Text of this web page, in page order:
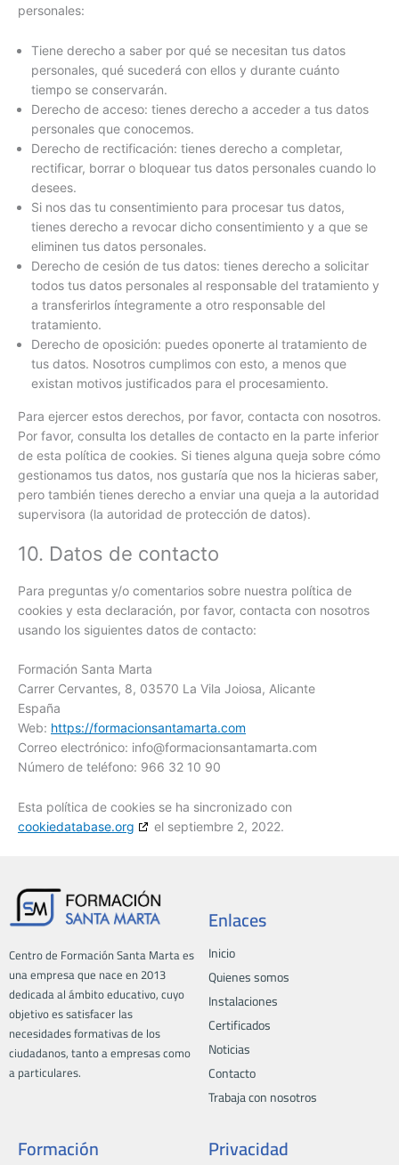
personales:
Tiene derecho a saber por qué se necesitan tus datos
personales, qué sucederá con ellos y durante cuánto
tiempo se conservarán.
Derecho de acceso: tienes derecho a acceder a tus datos
personales que conocemos.
Derecho de rectificación: tienes derecho a completar,
rectificar, borrar o bloquear tus datos personales cuando lo
desees.
Si nos das tu consentimiento para procesar tus datos,
tienes derecho a revocar dicho consentimiento y a que se
eliminen tus datos personales.
Derecho de cesión de tus datos: tienes derecho a solicitar
todos tus datos personales al responsable del tratamiento y
a transferirlos íntegramente a otro responsable del
tratamiento.
Derecho de oposición: puedes oponerte al tratamiento de
tus datos. Nosotros cumplimos con esto, a menos que
existan motivos justificados para el procesamiento.
Para ejercer estos derechos, por favor, contacta con nosotros.
Por favor, consulta los detalles de contacto en la parte inferior
de esta política de cookies. Si tienes alguna queja sobre cómo
gestionamos tus datos, nos gustaría que nos la hicieras saber,
pero también tienes derecho a enviar una queja a la autoridad
supervisora (la autoridad de protección de datos).
10. Datos de contacto
Para preguntas y/o comentarios sobre nuestra política de
cookies y esta declaración, por favor, contacta con nosotros
usando los siguientes datos de contacto:
Formación Santa Marta
Carrer Cervantes, 8, 03570 La Vila Joiosa, Alicante
España
Web: https://formacionsantamarta.com
Correo electrónico: info@formacionsantamarta.com
Número de teléfono: 966 32 10 90
Esta política de cookies se ha sincronizado con
cookiedatabase.org
el septiembre 2, 2022.
Centro de Formación Santa Marta es
una empresa que nace en 2013
dedicada al ámbito educativo, cuyo
objetivo es satisfacer las
necesidades formativas de los
ciudadanos, tanto a empresas como
a particulares.
Enlaces
Inicio
Quienes somos
Instalaciones
Certificados
Noticias
Contacto
Trabaja con nosotros
Formación Privacidad